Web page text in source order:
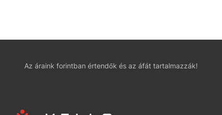
Az áraink forintban értendők és az áfát tartalmazzák!